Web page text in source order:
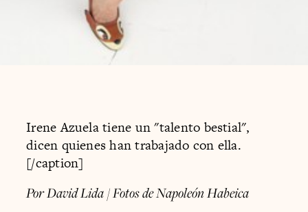
Irene Azuela tiene un "talento bestial",
dicen quienes han trabajado con ella.
[/caption]
Por David Lida / Fotos de Napoleón Habeica